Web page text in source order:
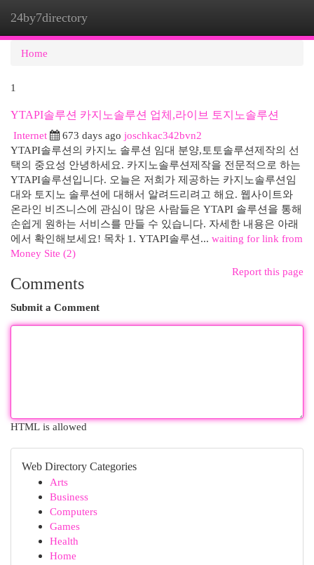
24by7directory
Home
1
YTAPI솔루션 카지노솔루션 업체,라이브 토지노솔루션
Internet
673 days ago joschkac342bvn2
YTAPI솔루션의 카지노 솔루션 임대 분양,토토솔루션제작의 선
택의 중요성 안녕하세요. 카지노솔루션제작을 전문적으로 하는
YTAPI솔루션입니다. 오늘은 저희가 제공하는 카지노솔루션임
대와 토지노 솔루션에 대해서 알려드리려고 해요. 웹사이트와
온라인 비즈니스에 관심이 많은 사람들은 YTAPI 솔루션을 통해
손쉽게 원하는 서비스를 만들 수 있습니다. 자세한 내용은 아래
에서 확인해보세요! 목차 1. YTAPI솔루션... waiting for link from
Money Site (2)
Report this page
Comments
Submit a Comment
HTML is allowed
Web Directory Categories
Arts
Business
Computers
Games
Health
Home